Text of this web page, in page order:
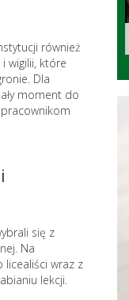
również
wigilii, które
Dla
moment do
się z
Na
licealiści wraz z
lekcji.